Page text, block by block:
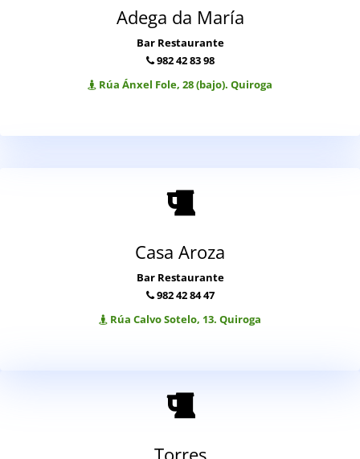
Adega da María
Bar Restaurante
982 42 83 98
Rúa Ánxel Fole, 28 (bajo). Quiroga
Casa Aroza
Bar Restaurante
982 42 84 47
Rúa Calvo Sotelo, 13. Quiroga
Torres